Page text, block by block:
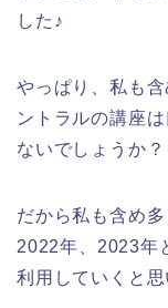
した♪
やっぱり、私も
ントラルの講座
ないでしょうか？
だから私も含め
2022年、2023年
利用していくと思